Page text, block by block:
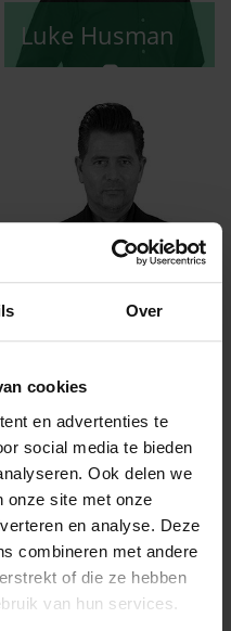
Over
cookies
en advertenties te
social media te bieden
Ook delen we
onze site met onze
en analyse. Deze
combineren met andere
of die ze hebben
van hun services.
Luke Husman
Maik Hendrix
Maurice
Linssen